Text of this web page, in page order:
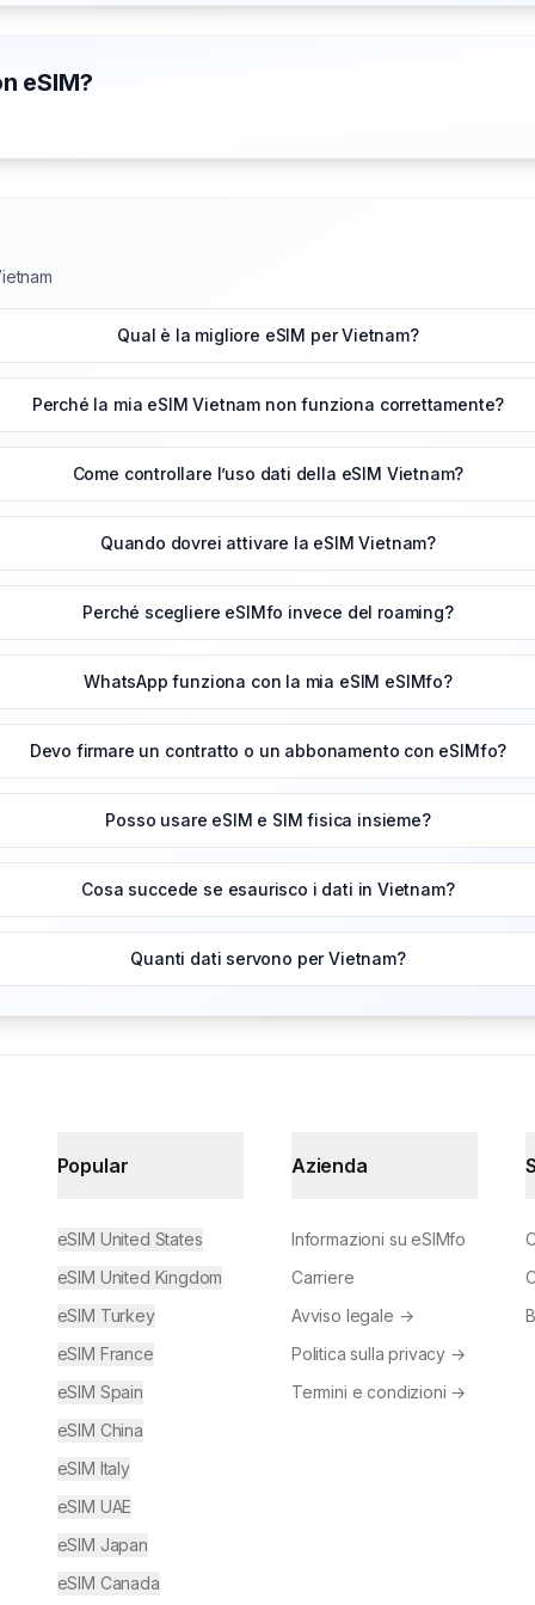
eSIM?
Qual è la migliore eSIM per Vietnam?
Perché la mia eSIM Vietnam non funziona correttamente?
Come controllare l’uso dati della eSIM Vietnam?
Quando dovrei attivare la eSIM Vietnam?
Perché scegliere eSIMfo invece del roaming?
WhatsApp funziona con la mia eSIM eSIMfo?
Devo firmare un contratto o un abbonamento con eSIMfo?
Posso usare eSIM e SIM fisica insieme?
Cosa succede se esaurisco i dati in Vietnam?
Quanti dati servono per Vietnam?
Popular
eSIM United States
eSIM United Kingdom
eSIM Turkey
eSIM France
eSIM Spain
eSIM China
eSIM Italy
eSIM UAE
eSIM Japan
eSIM Canada
Azienda
Informazioni su eSIMfo
Carriere
Avviso legale →
Politica sulla privacy →
Termini e condizioni →